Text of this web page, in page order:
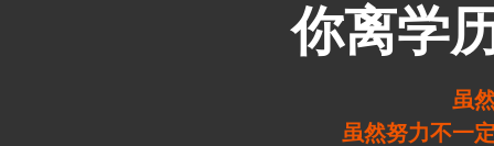
你离学
虽
虽然努力不一